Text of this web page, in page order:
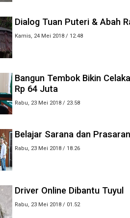
Dialog Tuan Puteri & Abah
Kamis, 24 Mei 2018 / 12.48
Bangun Tembok Bikin
Rp 64 Juta
Rabu, 23 Mei 2018 / 23.58
Belajar Sarana dan
Rabu, 23 Mei 2018 / 18.26
Driver Online Dibantu Tuyul
Rabu, 23 Mei 2018 / 01.52